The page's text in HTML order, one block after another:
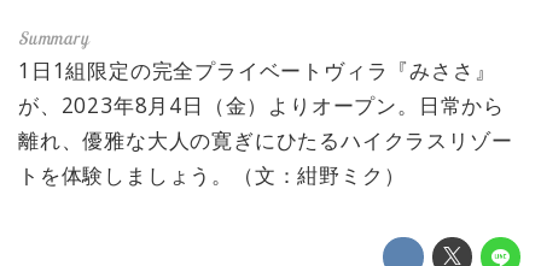
1日1組限定の完全プライベートヴィラ『みささ』
が、2023年8月4日（金）よりオープン。日常から
離れ、優雅な大人の寛ぎにひたるハイクラスリゾー
トを体験しましょう。（文：紺野ミク）